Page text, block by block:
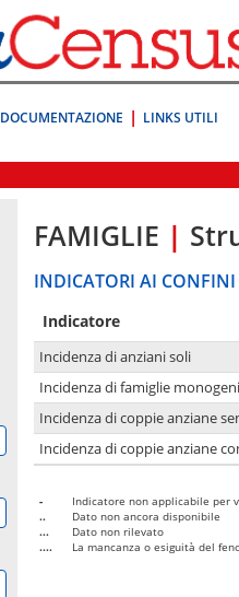
DOCUMENTAZIONE LINKS UTILI
FAMIGLIE |
INDICATORI AI CONFINI
Indicatore
Incidenza di anziani soli
Incidenza di famiglie
Incidenza di coppie anziane
Incidenza di coppie anziane
-
Indicatore non applicabile per
..
Dato non ancora disponibile
...
Dato non rilevato
....
La mancanza o esiguità del